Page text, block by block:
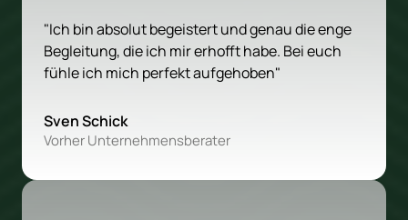
"Ich bin absolut begeistert und genau die enge
Begleitung, die ich mir erhofft habe. Bei euch
fühle ich mich perfekt aufgehoben"
Sven Schick
Vorher Unternehmensberater